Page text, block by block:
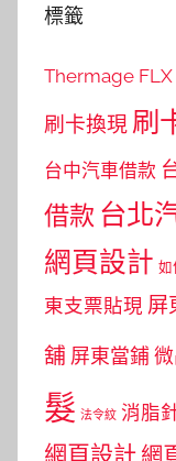
標籤
Thermage FLX
刷卡換現 刷
台中汽車借款
借款 台北
網頁設計 如
東支票貼現 屏
舖 屏東當鋪
髮 法令紋 消脂
網頁設計 網